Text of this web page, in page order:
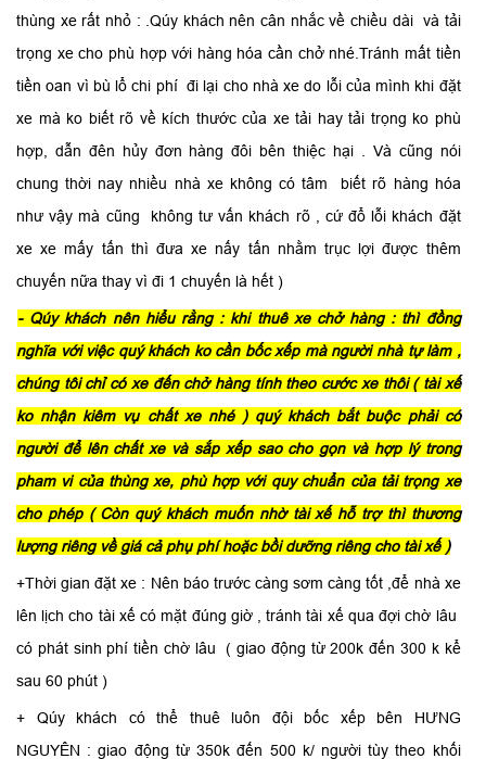
thùng xe rất nhỏ : .Qúy khách nên cân nhắc về chiều dài và tải
trọng xe cho phù hợp với hàng hóa cần chở nhé.Tránh mất tiền
tiền oan vì bù lổ chi phí đi lại cho nhà xe do lỗi của mình khi đặt
xe mà ko biết rõ về kích thước của xe tải hay tải trọng ko phù
hợp, dẫn đên hủy đơn hàng đôi bên thiệc hại . Và cũng nói
chung thời nay nhiều nhà xe không có tâm biết rõ hàng hóa
như vậy mà cũng không tư vấn khách rõ , cứ đổ lỗi khách đặt
xe xe mấy tấn thì đưa xe nấy tấn nhằm trục lợi được thêm
chuyến nữa thay vì đi 1 chuyến là hết )
- Qúy khách nên hiểu rằng : khi thuê xe chở hàng : thì đồng
nghĩa với việc quý khách ko cần bốc xếp mà người nhà tự làm ,
chúng tôi chỉ có xe đến chở hàng tính theo cước xe thôi ( tài xế
ko nhận kiêm vụ chất xe nhé ) quý khách bắt buộc phải có
người để lên chất xe và sắp xếp sao cho gọn và hợp lý trong
pham vi của thùng xe, phù hợp với quy chuẩn của tải trọng xe
cho phép ( Còn quý khách muốn nhờ tài xế hỗ trợ thì thương
lượng riêng về giá cả phụ phí hoặc bồi dưỡng riêng cho tài xế )
+Thời gian đặt xe : Nên báo trước càng sơm càng tốt ,để nhà xe
lên lịch cho tài xế có mặt đúng giờ , tránh tài xế qua đợi chờ lâu
có phát sinh phí tiền chờ lâu ( giao động từ 200k đến 300 k kể
sau 60 phút )
+ Qúy khách có thể thuê luôn đội bốc xếp bên HƯNG
NGUYÊN : giao động từ 350k đến 500 k/ người tùy theo khối